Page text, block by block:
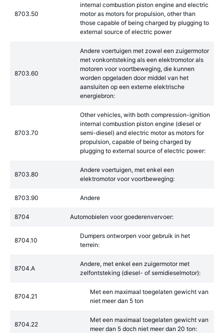
8703.50
internal combustion piston engine and electric
motor as motors for propulsion, other than
those capable of being charged by plugging to
external source of electric power
8703.60
Andere voertuigen met zowel een zuigermotor
met vonkontsteking als een elektromotor als
motoren voor voortbeweging, die kunnen
worden opgeladen door middel van het
aansluiten op een externe elektrische
energiebron:
8703.70
Other vehicles, with both compression-ignition
internal combustion piston engine (diesel or
semi-diesel) and electric motor as motors for
propulsion, capable of being charged by
plugging to external source of electric power:
8703.80
Andere voertuigen, met enkel een
elektromotor voor voortbeweging:
8703.90 Andere
8704 Automobielen voor goederenvervoer:
8704.10
Dumpers ontworpen voor gebruik in het
terrein:
8704.A
Andere, met enkel een zuigermotor met
zelfontsteking (diesel- of semidieselmotor):
8704.21
Met een maximaal toegelaten gewicht van
niet meer dan 5 ton
8704.22
Met een maximaal toegelaten gewicht van
meer dan 5 doch niet meer dan 20 ton: